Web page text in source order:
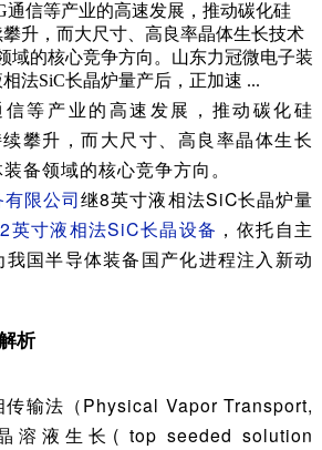
通信等产业的高速发展，推动碳化硅
攀升，而大尺寸、高良率晶体生长技术
域的核心竞争方向。山东力冠微电子装
法SiC长晶炉量产后，正加速 ...
等产业的高速发展，推动碳化硅
续攀升，而大尺寸、高良率晶体生长
备领域的核心竞争方向。
限公司继8英寸液相法SiC长晶炉量
英寸液相法SiC长晶设备 ，依托自主
国半导体装备国产化进程注入新动
析
传输法（Physical Vapor Transport,
溶液生长( top seeded solution